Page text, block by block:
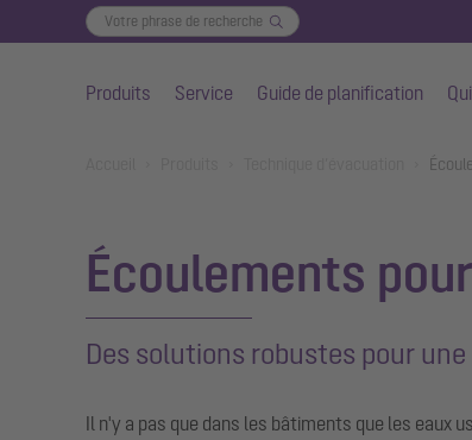
Produits Service Guide de planification
Écoulements
Des solutions robustes pour
Il n'y a pas que dans les bâtiments que les eaux